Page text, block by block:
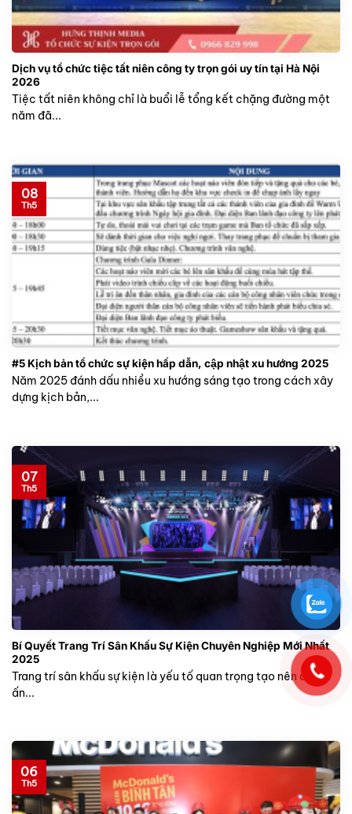
Dịch vụ tổ chức tiệc tất niên công ty trọn gói uy tín tại Hà Nội
2026
Tiệc tất niên không chỉ là buổi lễ tổng kết chặng đường một
năm đã...
#5 Kịch bản tổ chức sự kiện hấp dẫn, cập nhật xu hướng 2025
Năm 2025 đánh dấu nhiều xu hướng sáng tạo trong cách xây
dựng kịch bản,...
08
Th5
Bí Quyết Trang Trí Sân Khấu Sự Kiện Chuyên Nghiệp Mới Nhất
2025
Trang trí sân khấu sự kiện là yếu tố quan trọng tạo nên dấu
ấn...
07
Th5
06
Th5